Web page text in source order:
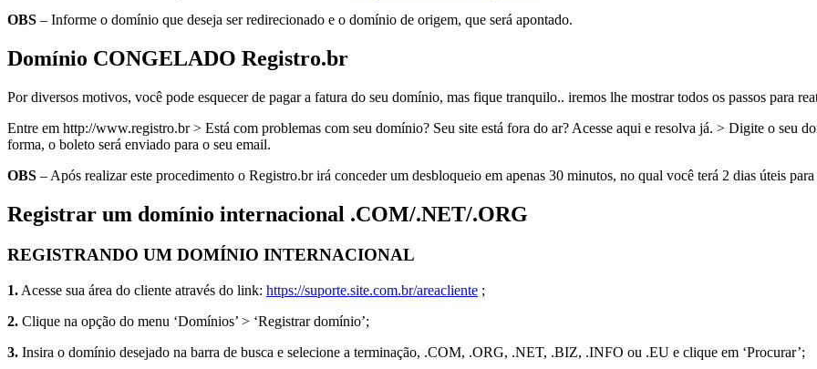
OBS – Informe o domínio que deseja ser redirecionado e o domínio de origem, que será apontado.
Domínio CONGELADO Registro.br
Por diversos motivos, você pode esquecer de pagar a fatura do seu domínio, mas fique tranquilo.. iremos lhe mostrar todos os passos para
Entre em http://www.registro.br > Está com problemas com seu domínio? Seu site está fora do ar? Acesse aqui e resolva já. > Digite o seu
forma, o boleto será enviado para o seu email.
OBS – Após realizar este procedimento o Registro.br irá conceder um desbloqueio em apenas 30 minutos, no qual você terá 2 dias úteis
Registrar um domínio internacional .COM/.NET/.ORG
REGISTRANDO UM DOMÍNIO INTERNACIONAL
1. Acesse sua área do cliente através do link: https://suporte.site.com.br/areacliente ;
2. Clique na opção do menu ‘Domínios’ > ‘Registrar domínio’;
3. Insira o domínio desejado na barra de busca e selecione a terminação, .COM, .ORG, .NET, .BIZ, .INFO ou .EU e clique em ‘Procurar’;